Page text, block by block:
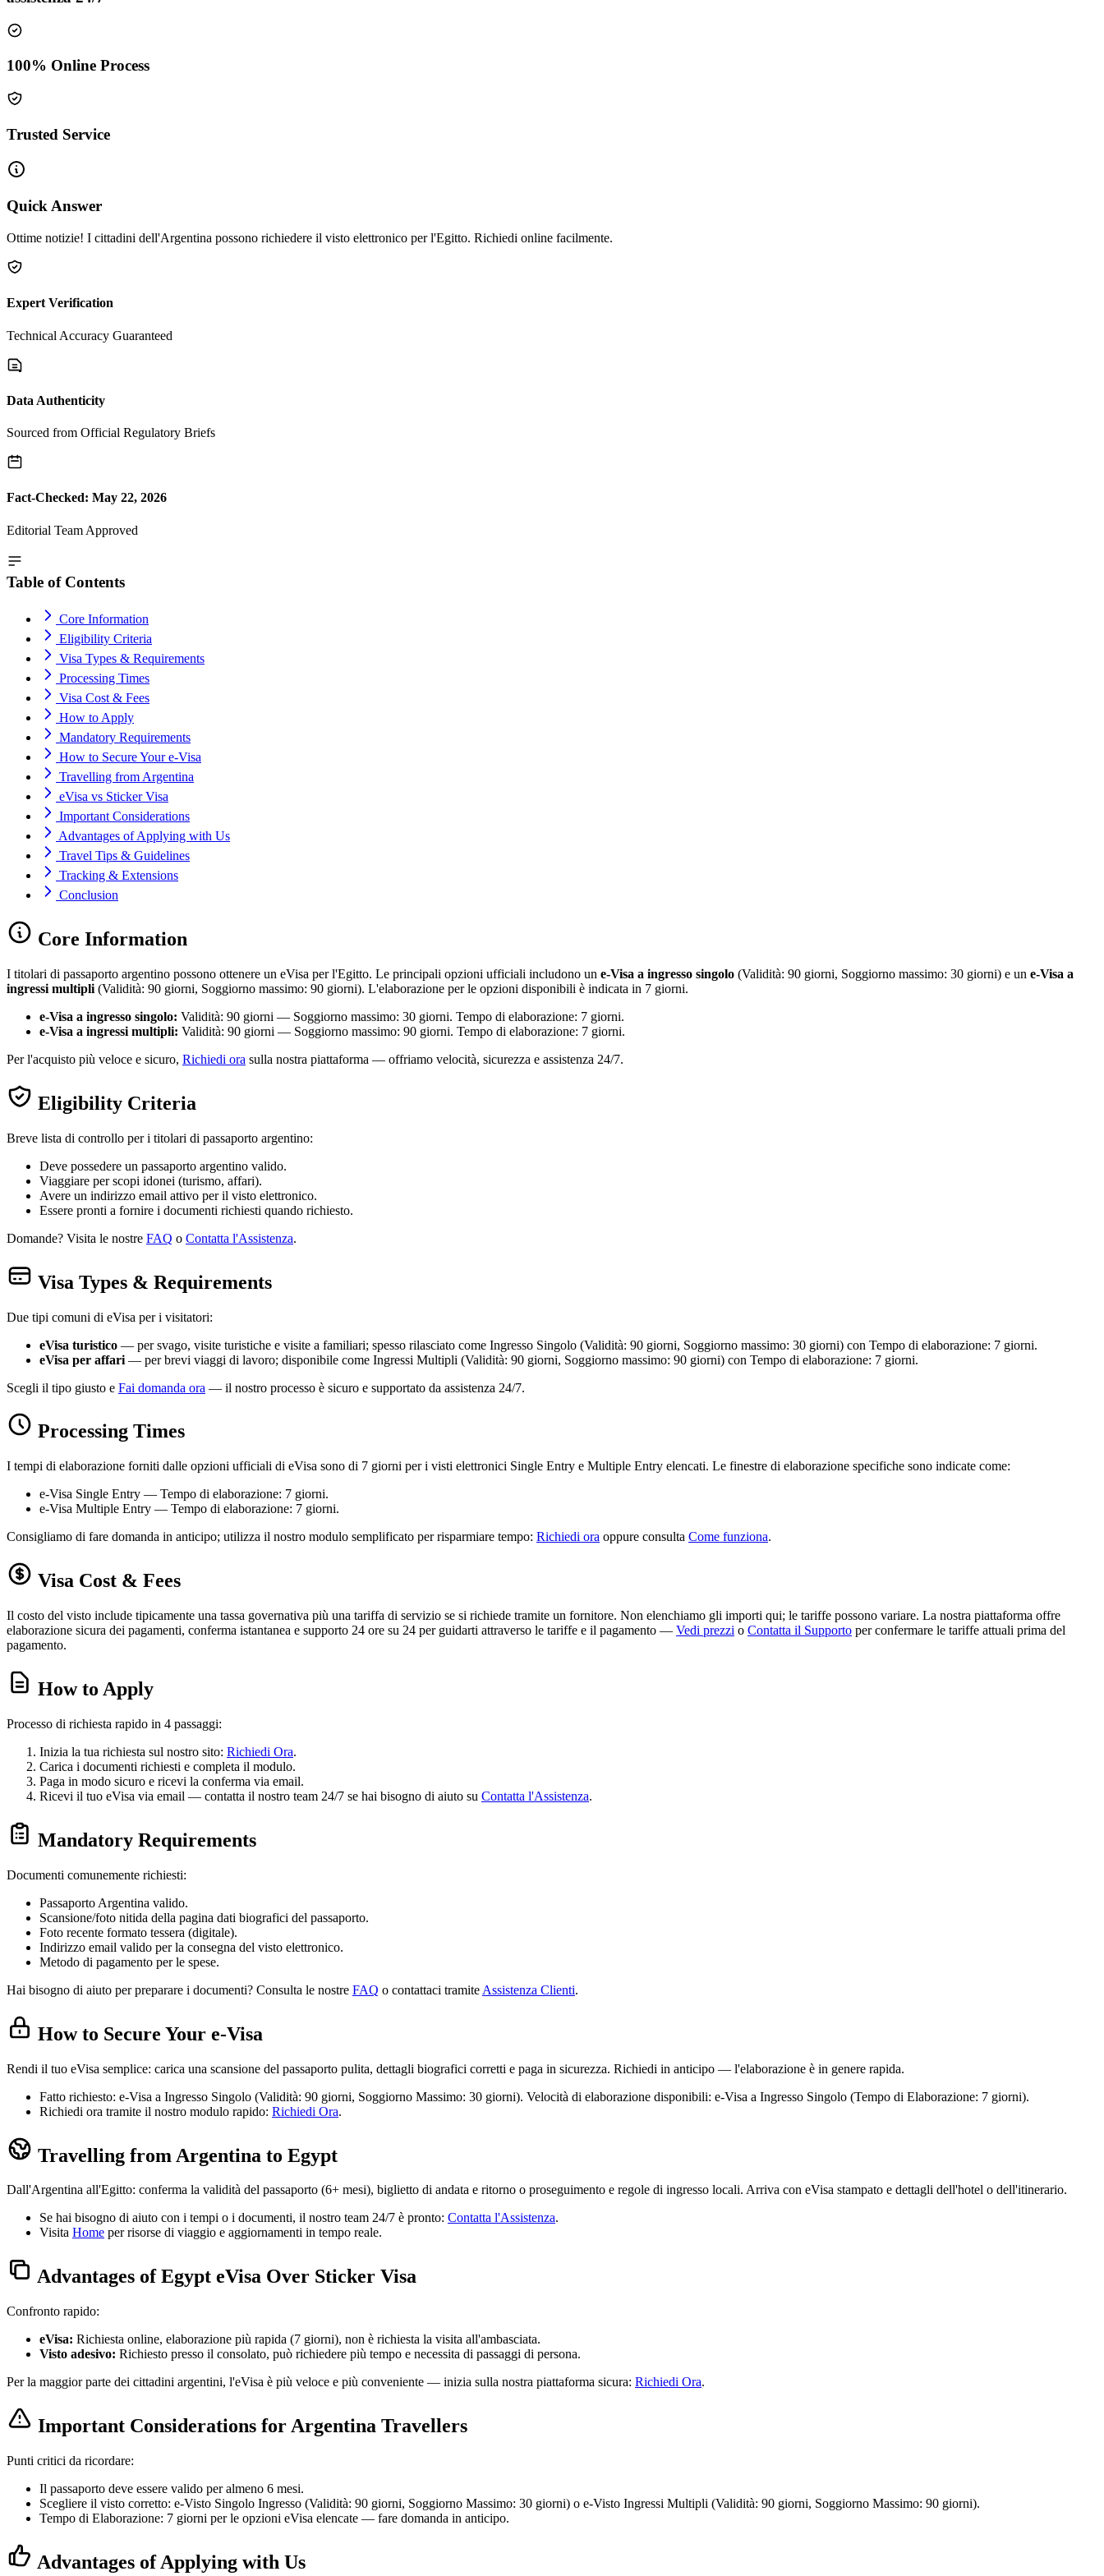
100% Online Process
Trusted Service
Quick Answer
Ottime notizie! I cittadini dell'Argentina possono richiedere il visto elettronico per l'Egitto. Richiedi online facilmente.
Expert Verification
Technical Accuracy Guaranteed
Data Authenticity
Sourced from Official Regulatory Briefs
Fact-Checked: May 22, 2026
Editorial Team Approved
Table of Contents
Core Information
Eligibility Criteria
Visa Types & Requirements
Processing Times
Visa Cost & Fees
How to Apply
Mandatory Requirements
How to Secure Your e-Visa
Travelling from Argentina
eVisa vs Sticker Visa
Important Considerations
Advantages of Applying with Us
Travel Tips & Guidelines
Tracking & Extensions
Conclusion
Core Information
I titolari di passaporto argentino possono ottenere un eVisa per l'Egitto. Le principali opzioni ufficiali includono un e-Visa a ingresso singolo (Validità: 90 giorni, Soggiorno massimo: 30 giorni) e un e-Visa a
ingressi multipli (Validità: 90 giorni, Soggiorno massimo: 90 giorni). L'elaborazione per le opzioni disponibili è indicata in 7 giorni.
e-Visa a ingresso singolo: Validità: 90 giorni — Soggiorno massimo: 30 giorni. Tempo di elaborazione: 7 giorni.
e-Visa a ingressi multipli: Validità: 90 giorni — Soggiorno massimo: 90 giorni. Tempo di elaborazione: 7 giorni.
Per l'acquisto più veloce e sicuro, Richiedi ora sulla nostra piattaforma — offriamo velocità, sicurezza e assistenza 24/7.
Eligibility Criteria
Breve lista di controllo per i titolari di passaporto argentino:
Deve possedere un passaporto argentino valido.
Viaggiare per scopi idonei (turismo, affari).
Avere un indirizzo email attivo per il visto elettronico.
Essere pronti a fornire i documenti richiesti quando richiesto.
Domande? Visita le nostre FAQ o Contatta l'Assistenza.
Visa Types & Requirements
Due tipi comuni di eVisa per i visitatori:
eVisa turistico — per svago, visite turistiche e visite a familiari; spesso rilasciato come Ingresso Singolo (Validità: 90 giorni, Soggiorno massimo: 30 giorni) con Tempo di elaborazione: 7 giorni.
eVisa per affari — per brevi viaggi di lavoro; disponibile come Ingressi Multipli (Validità: 90 giorni, Soggiorno massimo: 90 giorni) con Tempo di elaborazione: 7 giorni.
Scegli il tipo giusto e Fai domanda ora — il nostro processo è sicuro e supportato da assistenza 24/7.
Processing Times
I tempi di elaborazione forniti dalle opzioni ufficiali di eVisa sono di 7 giorni per i visti elettronici Single Entry e Multiple Entry elencati. Le finestre di elaborazione specifiche sono indicate come:
e-Visa Single Entry — Tempo di elaborazione: 7 giorni.
e-Visa Multiple Entry — Tempo di elaborazione: 7 giorni.
Consigliamo di fare domanda in anticipo; utilizza il nostro modulo semplificato per risparmiare tempo: Richiedi ora oppure consulta Come funziona.
Visa Cost & Fees
Il costo del visto include tipicamente una tassa governativa più una tariffa di servizio se si richiede tramite un fornitore. Non elenchiamo gli importi qui; le tariffe possono variare. La nostra piattaforma offre
elaborazione sicura dei pagamenti, conferma istantanea e supporto 24 ore su 24 per guidarti attraverso le tariffe e il pagamento — Vedi prezzi o Contatta il Supporto per confermare le tariffe attuali prima del
pagamento.
How to Apply
Processo di richiesta rapido in 4 passaggi:
Inizia la tua richiesta sul nostro sito: Richiedi Ora.
Carica i documenti richiesti e completa il modulo.
Paga in modo sicuro e ricevi la conferma via email.
Ricevi il tuo eVisa via email — contatta il nostro team 24/7 se hai bisogno di aiuto su Contatta l'Assistenza.
Mandatory Requirements
Documenti comunemente richiesti:
Passaporto Argentina valido.
Scansione/foto nitida della pagina dati biografici del passaporto.
Foto recente formato tessera (digitale).
Indirizzo email valido per la consegna del visto elettronico.
Metodo di pagamento per le spese.
Hai bisogno di aiuto per preparare i documenti? Consulta le nostre FAQ o contattaci tramite Assistenza Clienti.
How to Secure Your e-Visa
Rendi il tuo eVisa semplice: carica una scansione del passaporto pulita, dettagli biografici corretti e paga in sicurezza. Richiedi in anticipo — l'elaborazione è in genere rapida.
Fatto richiesto: e-Visa a Ingresso Singolo (Validità: 90 giorni, Soggiorno Massimo: 30 giorni). Velocità di elaborazione disponibili: e-Visa a Ingresso Singolo (Tempo di Elaborazione: 7 giorni).
Richiedi ora tramite il nostro modulo rapido: Richiedi Ora.
Travelling from Argentina to Egypt
Dall'Argentina all'Egitto: conferma la validità del passaporto (6+ mesi), biglietto di andata e ritorno o proseguimento e regole di ingresso locali. Arriva con eVisa stampato e dettagli dell'hotel o dell'itinerario.
Se hai bisogno di aiuto con i tempi o i documenti, il nostro team 24/7 è pronto: Contatta l'Assistenza.
Visita Home per risorse di viaggio e aggiornamenti in tempo reale.
Advantages of Egypt eVisa Over Sticker Visa
Confronto rapido:
eVisa: Richiesta online, elaborazione più rapida (7 giorni), non è richiesta la visita all'ambasciata.
Visto adesivo: Richiesto presso il consolato, può richiedere più tempo e necessita di passaggi di persona.
Per la maggior parte dei cittadini argentini, l'eVisa è più veloce e più conveniente — inizia sulla nostra piattaforma sicura: Richiedi Ora.
Important Considerations for Argentina Travellers
Punti critici da ricordare:
Il passaporto deve essere valido per almeno 6 mesi.
Scegliere il visto corretto: e-Visto Singolo Ingresso (Validità: 90 giorni, Soggiorno Massimo: 30 giorni) o e-Visto Ingressi Multipli (Validità: 90 giorni, Soggiorno Massimo: 90 giorni).
Tempo di Elaborazione: 7 giorni per le opzioni eVisa elencate — fare domanda in anticipo.
Advantages of Applying with Us